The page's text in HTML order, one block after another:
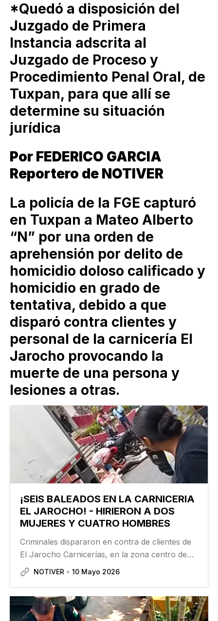
*Quedó a disposición del
Juzgado de Primera
Instancia adscrita al
Juzgado de Proceso y
Procedimiento Penal Oral, de
Tuxpan, para que allí se
determine su situación
jurídica
Por FEDERICO GARCIA
Reportero de NOTIVER
La policía de la FGE capturó
en Tuxpan a Mateo Alberto
“N” por una orden de
aprehensión por delito de
homicidio doloso calificado y
homicidio en grado de
tentativa, debido a que
disparó contra clientes y
personal de la carnicería El
Jarocho provocando la
muerte de una persona y
lesiones a otras.
¡SEIS BALEADOS EN LA CARNICERIA
EL JAROCHO! - HIRIERON A DOS
MUJERES Y CUATRO HOMBRES
Criminales dispararon en contra de clientes de
El Jarocho Carnicerías, en la zona centro de
Tuxpan, con un saldo de seis personas
NOTIVER 10 Mayo 2026